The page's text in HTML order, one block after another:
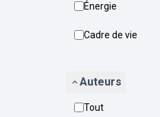
Énergie
Cadre de vie
Auteurs
Tout